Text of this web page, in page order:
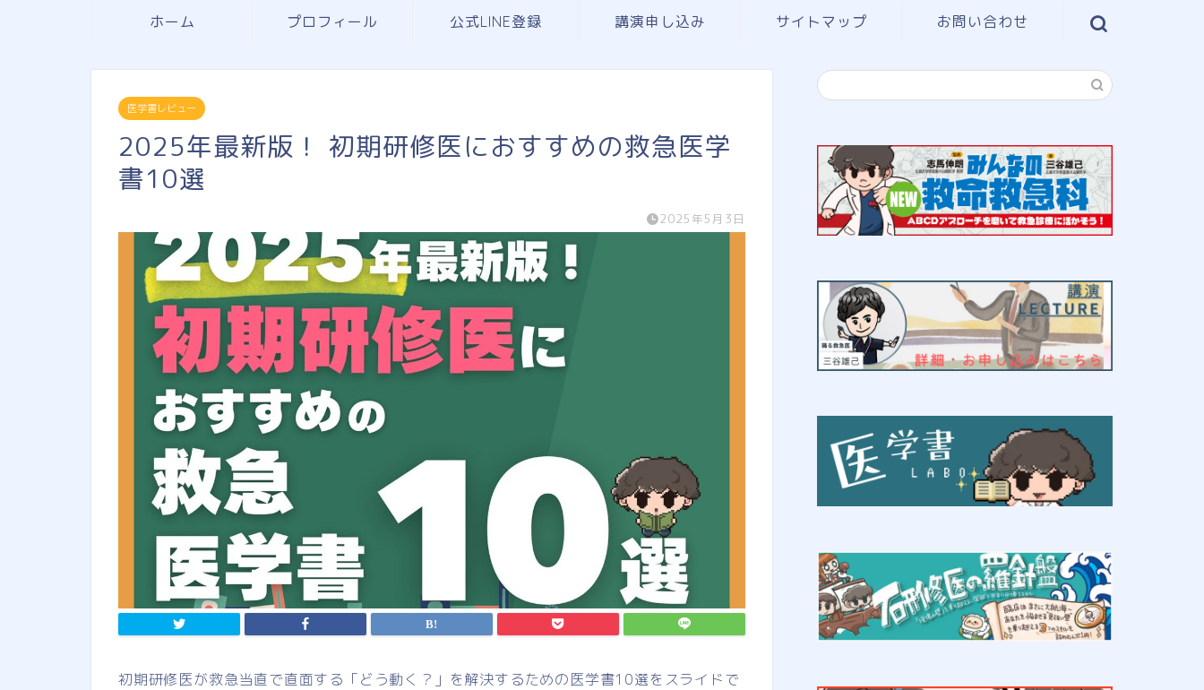
ホーム プロフィール 公式LINE登録 講演申し込み サイトマップ お問い合わせ
医学書レビュー
2025年最新版！ 初期研修医におすすめの救急医学
書10選
2025年5月3日
初期研修医が救急当直で直面する「どう動く？」を解決するための医学書10選をスライドで